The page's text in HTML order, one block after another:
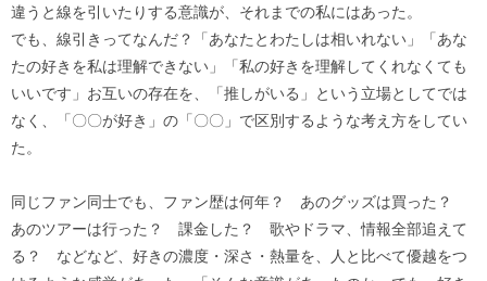
違うと線を引いたりする意識が、それまでの私にはあった。
でも、線引きってなんだ？「あなたとわたしは相いれない」「あな
たの好きを私は理解できない」「私の好きを理解してくれなくても
いいです」お互いの存在を、「推しがいる」という立場としてでは
なく、「〇〇が好き」の「〇〇」で区別するような考え方をしてい
た。
同じファン同士でも、ファン歴は何年？ あのグッズは買った？
あのツアーは行った？ 課金した？ 歌やドラマ、情報全部追えて
る？ などなど、好きの濃度・深さ・熱量を、人と比べて優越をつ